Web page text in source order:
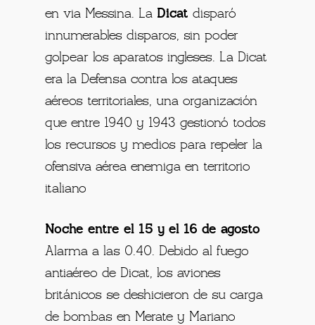
en via Messina. La Dicat disparó
innumerables disparos, sin poder
golpear los aparatos ingleses. La Dicat
era la Defensa contra los ataques
aéreos territoriales, una organización
que entre 1940 y 1943 gestionó todos
los recursos y medios para repeler la
ofensiva aérea enemiga en territorio
italiano
Noche entre el 15 y el 16 de agosto
Alarma a las 0.40. Debido al fuego
antiaéreo de Dicat, los aviones
británicos se deshicieron de su carga
de bombas en Merate y Mariano